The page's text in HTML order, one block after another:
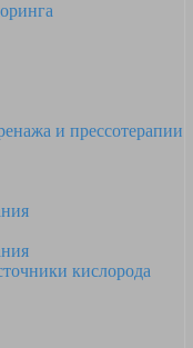
и прессотерапии
кислорода